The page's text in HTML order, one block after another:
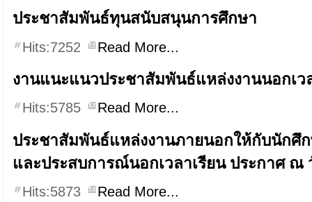
ประชาสัมพันธ์ทุนสนับสนุนการศึกษา
Hits:7252 Read More...
งานแนะแนวประชาสัมพันธ์แหล่งงานนอกเ
Hits:5785 Read More...
ประชาสัมพันธ์แหล่งงานภายนอกให้กับนักศึ
และประสบการณ์นอกเวลาเรียน ประกาศ ณ
Hits:5873 Read More...